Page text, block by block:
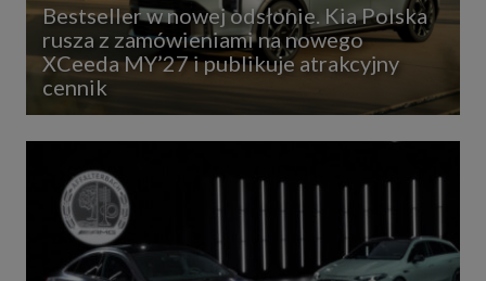
Bestseller w nowej odsłonie. Kia Polska
rusza z zamówieniami na nowego
XCeeda MY’27 i publikuje atrakcyjny
cennik